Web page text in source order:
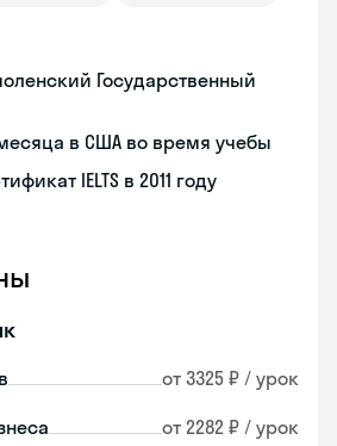
Государственный
в США во время учебы
IELTS в 2011 году
от 3325 ₽ / урок
от 2282 ₽ / урок